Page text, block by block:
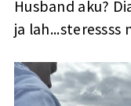
Husband aku?
ja lah...steressss